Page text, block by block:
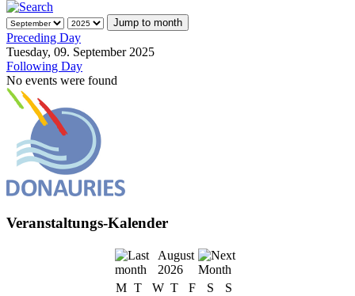
Jump to month
Preceding Day
Tuesday, 09. September 2025
Following Day
No events were found
Veranstaltungs-Kalender
August
2026
M T W T F S
S